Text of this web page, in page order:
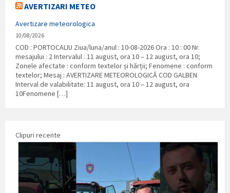
AVERTIZARI METEO
Avertizare meteorologica
10/08/2026
COD : PORTOCALIU Ziua/luna/anul : 10-08-2026 Ora : 10 : 00 Nr.
mesajului : 2 Intervalul : 11 august, ora 10 – 12 august, ora 10;
Zonele afectate : conform textelor și hărții; Fenomene : conform
textelor; Mesaj : AVERTIZARE METEOROLOGICĂ COD GALBEN
Interval de valabilitate: 11 august, ora 10 – 12 august, ora
10Fenomene […]
Clipuri recente